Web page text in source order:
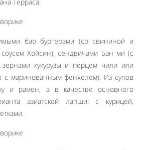
бао бургерами (со свининой и
Хойсин), сендвичами Бан ми (с
кукурузы и перцем чили или
с маринованным фенхелем). Из супов
и рамен, а в качестве основного
азиатской лапши: с курицей,